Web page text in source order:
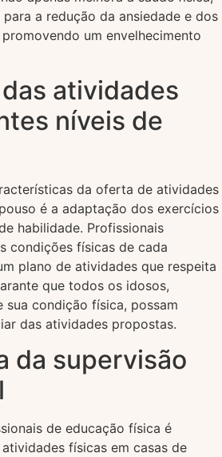
a redução da ansiedade e dos
um envelhecimento
atividades
níveis de
da oferta de atividades
é a adaptação dos exercícios
habilidade. Profissionais
condições físicas de cada
plano de atividades que respeita
que todos os idosos,
sua condição física, possam
das atividades propostas.
da supervisão
de educação física é
físicas em casas de